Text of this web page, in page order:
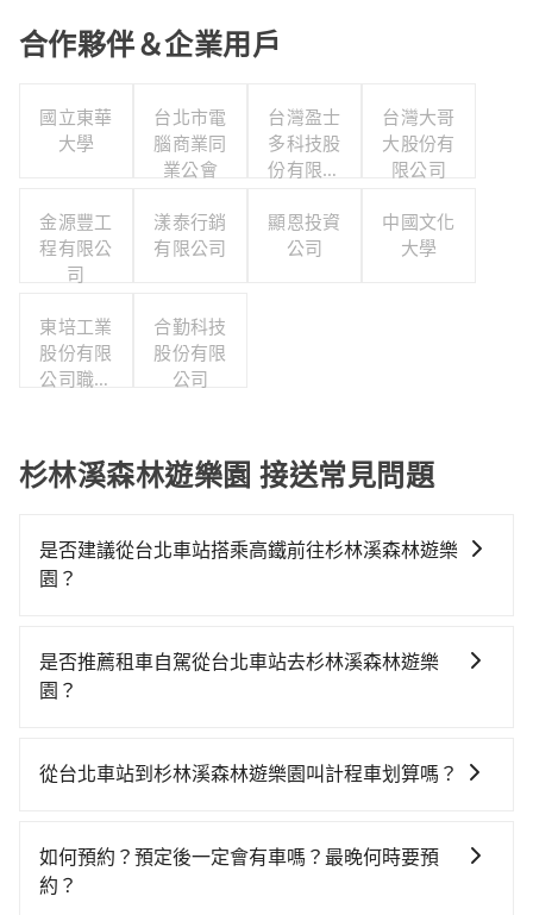
合作夥伴＆企業用戶
國立東華
大學
台北市電
腦商業同
業公會
台灣盈士
多科技股
份有限公
台灣大哥
大股份有
限公司
金源豐工
程有限公
司
漾泰行銷
有限公司
顯恩投資
公司
中國文化
大學
東培工業
股份有限
公司職工
合勤科技
股份有限
公司
杉林溪森林遊樂園 接送常見問題
是否建議從台北車站搭乘高鐵前往杉林溪森林遊樂
園？
坐舒適、省時、較貴！不過從最早一班車06:26到末班車
21:56，台北-彰化一天最多僅26班次，如果行程緊湊或
現場買票或月台等車時間約10分鐘，再乘坐64~76分鐘
搭上小黃後約花33分鐘、車費600元後，抵達杉林溪森
林遊樂園 (南投縣竹山鎮) 的目的地。全程加上轉車時間
是否推薦租車自駕從台北車站去杉林溪森林遊樂
園？
時不需要閉目養神（因為要自己開車），最重要的是你
$115~205承租小轎車，每公里再額外加收$3.2，從台北
車站到杉林溪森林遊樂園的花費預估為
從台北車站到杉林溪森林遊樂園叫計程車划算嗎？
灣大車隊、Uber、Line Taxi、Yoxi等，如果在路邊攔不
到車，也可考慮打電話至台北車站附近的計程車隊，如
如何預約？預定後一定會有車嗎？最晚何時要預
約？